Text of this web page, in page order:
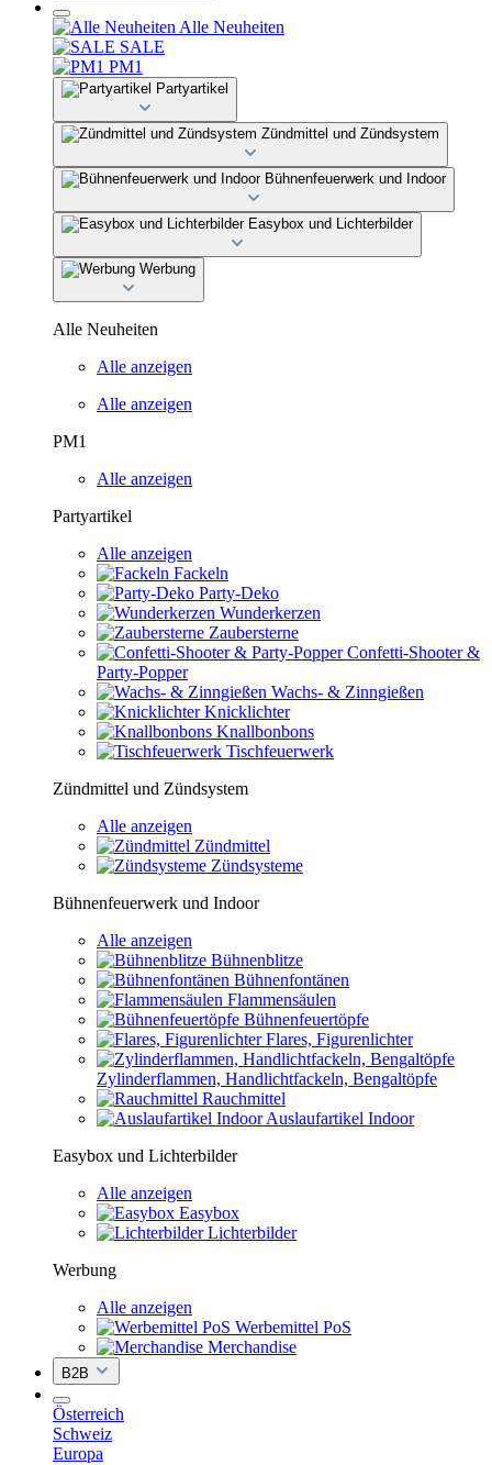
Alle Neuheiten
SALE
PM1
Partyartikel
Zündmittel und Zündsystem
Bühnenfeuerwerk und Indoor
Easybox und Lichterbilder
Werbung
Alle Neuheiten
Alle anzeigen
Alle anzeigen
PM1
Alle anzeigen
Partyartikel
Alle anzeigen
Fackeln
Party-Deko
Wunderkerzen
Zaubersterne
Confetti-Shooter &
Party-Popper
Wachs- & Zinngießen
Knicklichter
Knallbonbons
Tischfeuerwerk
Zündmittel und Zündsystem
Alle anzeigen
Zündmittel
Zündsysteme
Bühnenfeuerwerk und Indoor
Alle anzeigen
Bühnenblitze
Bühnenfontänen
Flammensäulen
Bühnenfeuertöpfe
Flares, Figurenlichter
Zylinderflammen, Handlichtfackeln, Bengaltöpfe
Rauchmittel
Auslaufartikel Indoor
Easybox und Lichterbilder
Alle anzeigen
Easybox
Lichterbilder
Werbung
Alle anzeigen
Werbemittel PoS
Merchandise
B2B
Österreich
Schweiz
Europa